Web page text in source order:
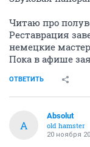
Читаю про
Реставрация
немецкие
Пока в афише
ОТВЕТИТЬ
A
Absolut
old hamster
20 ноября